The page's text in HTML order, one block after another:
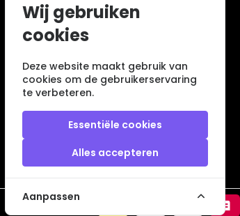
Veilig betalen met
Wij gebruiken
cookies
Deze website maakt gebruik van
cookies om de gebruikerservaring
te verbeteren.
Essentiële cookies
Alles accepteren
Aanpassen